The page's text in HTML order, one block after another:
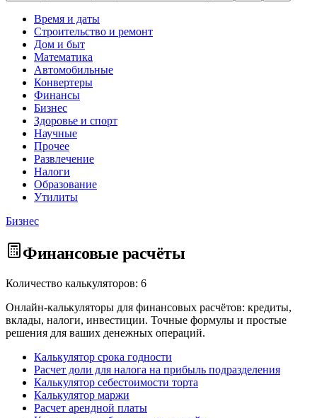
Время и даты
Строительство и ремонт
Дом и быт
Математика
Автомобильные
Конвертеры
Финансы
Бизнес
Здоровье и спорт
Научные
Прочее
Развлечение
Налоги
Образование
Утилиты
Бизнес
Финансовые расчёты
Количество калькуляторов: 6
Онлайн-калькуляторы для финансовых расчётов: кредиты,
вклады, налоги, инвестиции. Точные формулы и простые
решения для ваших денежных операций.
Калькулятор срока годности
Расчет доли для налога на прибыль подразделения
Калькулятор себестоимости торта
Калькулятор маржи
Расчет арендной платы